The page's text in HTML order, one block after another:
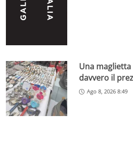
Una maglietta
davvero il
Ago 8, 2026 8:49